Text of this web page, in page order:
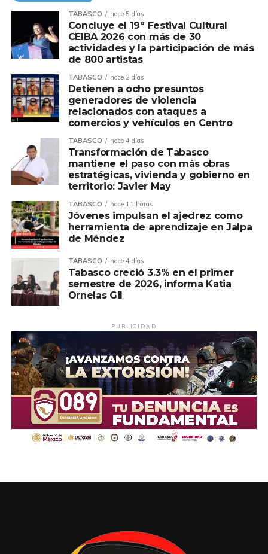
TABASCO hace 5 días
Concluye el 19º Festival Cultural
CEIBA 2026 con más de 30
actividades y la participación de más
de 800 artistas
TABASCO hace 2 días
Detienen a ocho presuntos
generadores de violencia
relacionados con ataques a
comercios y vehículos en Centro
TABASCO hace 4 días
Transformación de Tabasco
mantiene el paso con más obras
estratégicas, vivienda y gobierno en
territorio: Javier May
TABASCO hace 11 horas
Jóvenes impulsan el ajedrez como
herramienta de aprendizaje en Jalpa
de Méndez
TABASCO hace 4 días
Tabasco creció 3.3% en el primer
semestre de 2026, informa Katia
Ornelas Gil
PUBLICIDAD